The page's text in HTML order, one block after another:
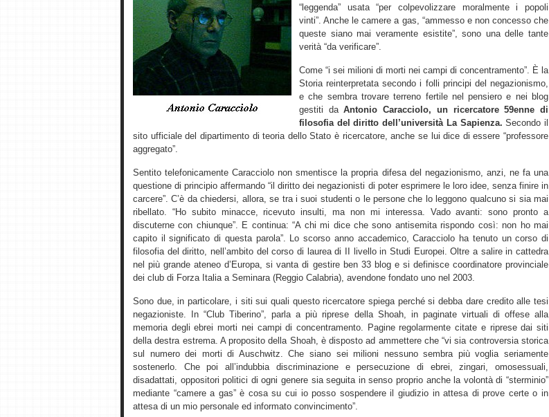
“leggenda” usata “per colpevolizzare moralmente i popoli
vinti”. Anche le camere a gas, “ammesso e non concesso che
queste siano mai veramente esistite”, sono una delle tante
verità “da verificare”.
Come “i sei milioni di morti nei campi di concentramento”. È la
Storia reinterpretata secondo i folli principi del negazionismo,
e che sembra trovare terreno fertile nel pensiero e nei blog
gestiti daAntonio Caracciolo, un ricercatore 59enne di
filosofia del diritto dell’università La Sapienza. Secondo il
sito ufficiale del dipartimento di teoria dello Stato è ricercatore, anche se lui dice di essere “professore
aggregato”.
Sentito telefonicamente Caracciolo non smentisce la propria difesa del negazionismo, anzi, ne fa una
questione di principio affermando “il diritto dei negazionisti di poter esprimere le loro idee, senza finire in
carcere”. C’è da chiedersi, allora, se tra i suoi studenti o le persone che lo leggono qualcuno si sia mai
ribellato. “Ho subito minacce, ricevuto insulti, ma non mi interessa. Vado avanti: sono pronto a
discuterne con chiunque”. E continua: “A chi mi dice che sono antisemita rispondo così: non ho mai
capito il significato di questa parola”. Lo scorso anno accademico, Caracciolo ha tenuto un corso di
filosofia del diritto, nell’ambito del corso di laurea di II livello in Studi Europei. Oltre a salire in cattedra
nel più grande ateneo d’Europa, si vanta di gestire ben 33 blog e si definisce coordinatore provinciale
dei club di Forza Italia a Seminara (Reggio Calabria), avendone fondato uno nel 2003.
Sono due, in particolare, i siti sui quali questo ricercatore spiega perché si debba dare credito alle tesi
negazioniste. In “Club Tiberino”, parla a più riprese della Shoah, in paginate virtuali di offese alla
memoria degli ebrei morti nei campi di concentramento. Pagine regolarmente citate e riprese dai siti
della destra estrema. A proposito della Shoah, è disposto ad ammettere che “vi sia controversia storica
sul numero dei morti di Auschwitz. Che siano sei milioni nessuno sembra più voglia seriamente
sostenerlo. Che poi all’indubbia discriminazione e persecuzione di ebrei, zingari, omosessuali,
disadattati, oppositori politici di ogni genere sia seguita in senso proprio anche la volontà di “sterminio”
mediante “camere a gas” è cosa su cui io posso sospendere il giudizio in attesa di prove certe o in
attesa di un mio personale ed informato convincimento”.